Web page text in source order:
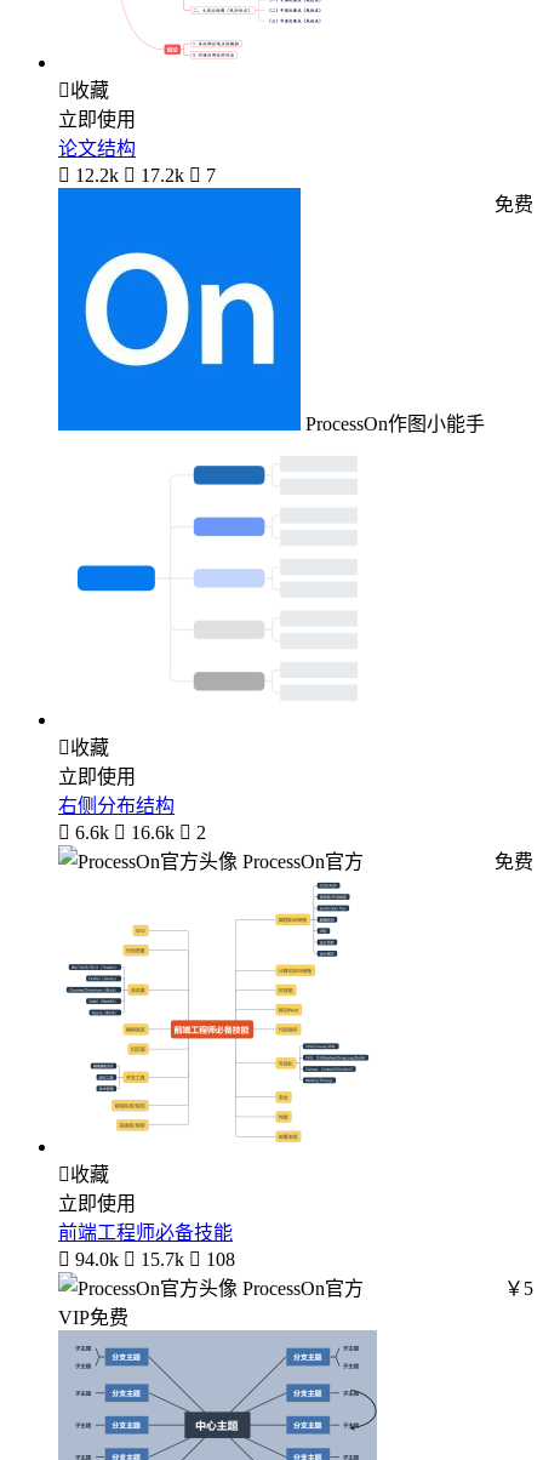
收藏
立即使用
论文结构
 12.2k  17.2k  7
ProcessOn作图小能手
免费
收藏
立即使用
右侧分布结构
 6.6k  16.6k  2
ProcessOn官方
免费
收藏
立即使用
前端工程师必备技能
 94.0k  15.7k  108
ProcessOn官方
￥5
VIP免费